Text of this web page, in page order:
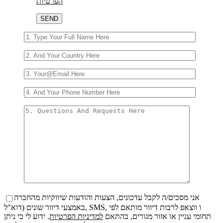
אני מסכים/ה לקבל עדכונים, הצעות והודעות שיווקיות מהחברה
באמצעי דיוור שונים (דוא"ל, SMS, ו ווצאפ לרבות דיוור מותאם לפי
תחומי עניין או אזור מגורים, בהתאם למדיניות הפרטיות. ידוע לי כי ניתן